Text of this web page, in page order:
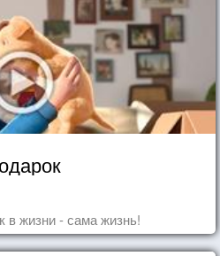
в жизни - сама жизнь!